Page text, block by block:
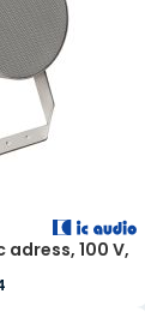
100 V,